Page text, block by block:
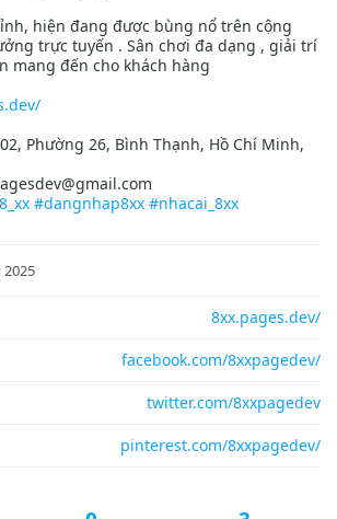
hiện đang được bùng nổ trên cộng
trực tuyến . Sân chơi đa dạng , giải trí
mang đến cho khách hàng
Phường 26, Bình Thạnh, Hồ Chí Minh,
#dangnhap8xx #nhacai_8xx
2025
8xx.pages.dev/
facebook.com/8xxpagedev/
twitter.com/8xxpagedev
pinterest.com/8xxpagedev/